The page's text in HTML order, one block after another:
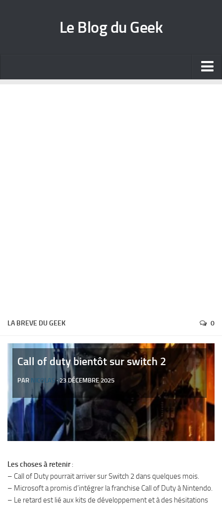
Le Blog du Geek
LA BREVE DU GEEK 0
Call of duty bientôt sur switch 2
PAR NICOLAS· 23 DÉCEMBRE 2025
Les choses à retenir:
– Call of Duty pourrait arriver sur Switch 2 dans quelques mois.
– Microsoft a promis d’intégrer la franchise Call of Duty à Nintendo.
– Le retard est lié aux kits de développement et à des hésitations